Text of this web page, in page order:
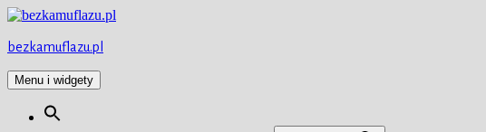
Przejdź
treści
bezkamuflazu.pl
Menu i widgety